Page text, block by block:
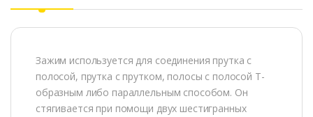
Зажим используется для соединения прутка с
полосой, прутка с прутком, полосы с полосой Т-
образным либо параллельным способом. Он
стягивается при помощи двух шестигранных